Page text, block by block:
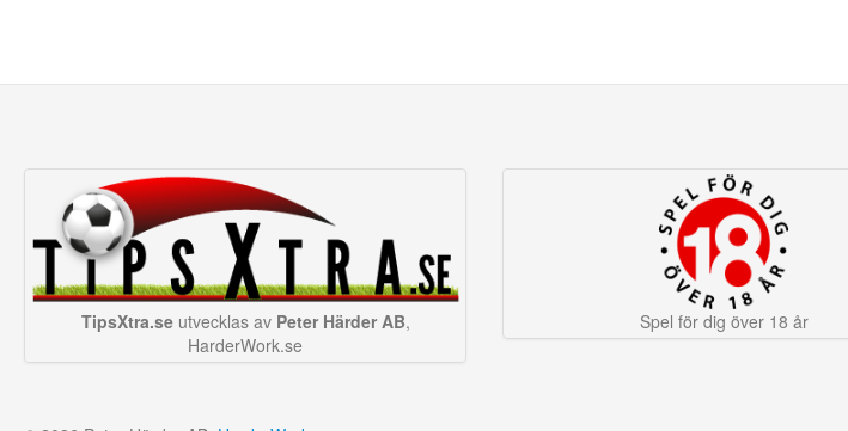
TipsXtra.seutvecklas av Peter Härder AB,
HarderWork.se
Spel för dig över 18 år